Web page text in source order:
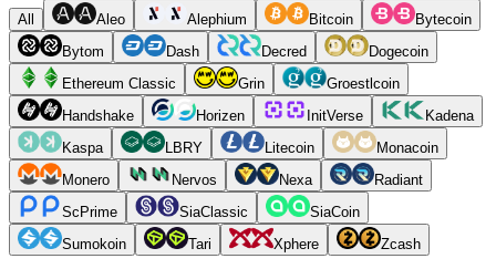
All Aleo Alephium Bitcoin
Bytecoin
Bytom
Dash Decred
Dogecoin
Ethereum Classic
Grin
Groestlcoin
Handshake
Horizen InitVerse
Kadena
Kaspa
LBRY Litecoin
Monacoin
Monero
Nervos Nexa
Radiant
ScPrime
SiaClassic
SiaCoin
Sumokoin
Tari Xphere Zcash